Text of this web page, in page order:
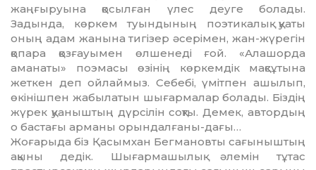
жаңғыруына қосылған үлес деуге болады.
Задында, көркем туындының поэтикалық қуаты
оның адам жанына тигізер әсерімен, жан-жүрегін
қопара қозғауымен өлшенеді ғой. «Алашорда
аманаты» поэмасы өзінің көркем­дік мақсұтына
жеткен деп ойлаймыз. Себебі, үмітпен ашылып,
өкінішпен жабылатын шы­ғармалар болады. Біздің
жүрек қуаныштың дүрсілін соқты. Демек, автордың
о бастағы арманы орындалғаны-дағы…
Жоғарыда біз Қасымхан Бегмановты са­ғыныштың
ақыны дедік. Шығармашылық әлемін тұтас